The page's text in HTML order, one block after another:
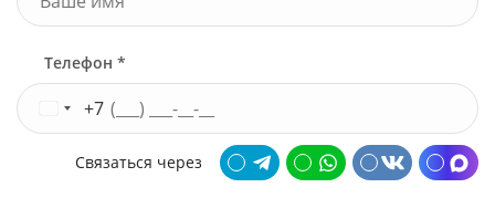
Телефон *
+7
Связаться через